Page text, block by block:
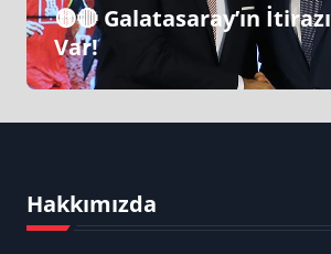
🟡🔴 Galatasaray’ın İtirazı
Var!
Hakkımızda